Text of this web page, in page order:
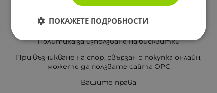
Политиката за поверителност
Политика за използване на бисквитки
При възникване на спор, свързан с покупка онлайн,
можете да ползвате сайта ОРС
Вашите права
ПОКАЖЕТЕ ПОДРОБНОСТИ